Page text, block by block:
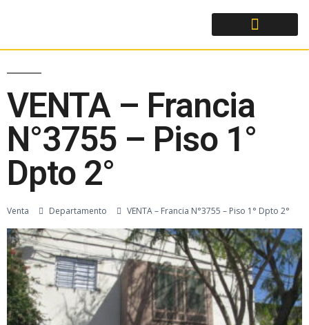
VENTA – Francia
N°3755 – Piso 1°
Dpto 2°
Venta Departamento VENTA – Francia N°3755 – Piso 1° Dpto 2°